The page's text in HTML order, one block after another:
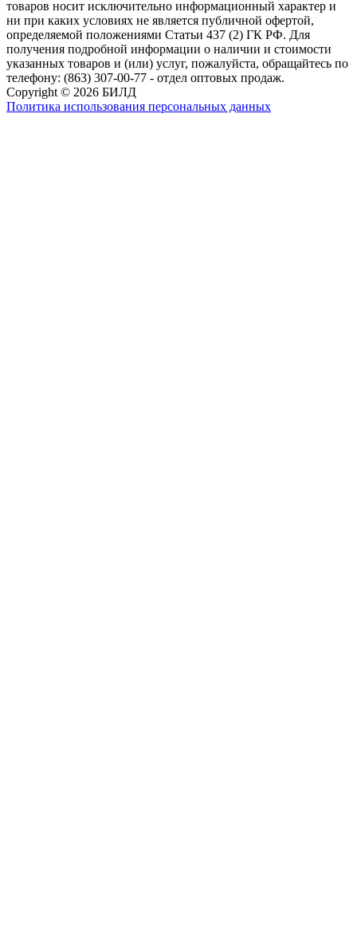
товаров носит исключительно информационный характер и
ни при каких условиях не является публичной офертой,
определяемой положениями Статьи 437 (2) ГК РФ. Для
получения подробной информации о наличии и стоимости
указанных товаров и (или) услуг, пожалуйста, обращайтесь по
телефону: (863) 307-00-77 - отдел оптовых продаж.
Copyright © 2026 БИЛД
Политика использования персональных данных